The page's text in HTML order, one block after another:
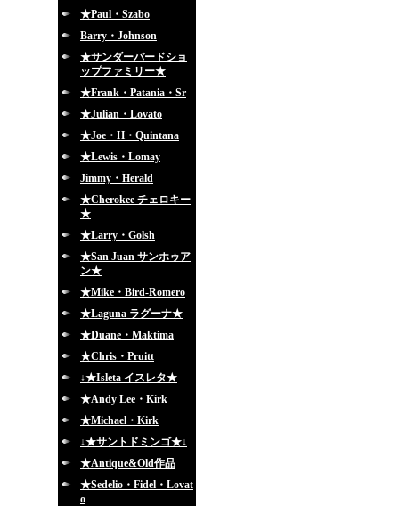
★Paul・Szabo
Barry・Johnson
★サンダーバードショ
ップファミリー★
★Frank・Patania・Sr
★Julian・Lovato
★Joe・H・Quintana
★Lewis・Lomay
Jimmy・Herald
★Cherokee チェロキー
★
★Larry・Golsh
★San Juan サンホゥア
ン★
★Mike・Bird-Romero
★Laguna ラグーナ★
★Duane・Maktima
★Chris・Pruitt
↓★Isleta イスレタ★
★Andy Lee・Kirk
★Michael・Kirk
↓★サントドミンゴ★↓
★Antique&Old作品
★Sedelio・Fidel・Lovat
o